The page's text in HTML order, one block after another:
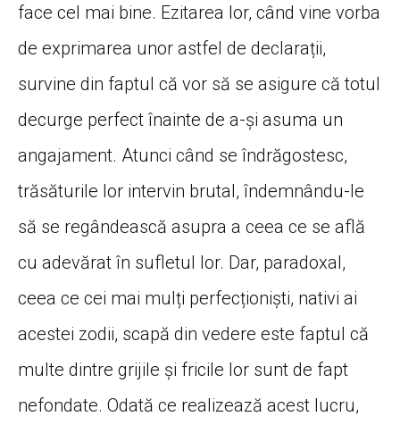
face cel mai bine. Ezitarea lor, când vine vorba
de exprimarea unor astfel de declarații,
survine din faptul că vor să se asigure că totul
decurge perfect înainte de a-și asuma un
angajament. Atunci când se îndrăgostesc,
trăsăturile lor intervin brutal, îndemnându-le
să se regândească asupra a ceea ce se află
cu adevărat în sufletul lor. Dar, paradoxal,
ceea ce cei mai mulți perfecționiști, nativi ai
acestei zodii, scapă din vedere este faptul că
multe dintre grijile și fricile lor sunt de fapt
nefondate. Odată ce realizează acest lucru,